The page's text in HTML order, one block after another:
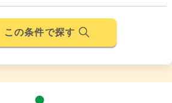
この条件で探す